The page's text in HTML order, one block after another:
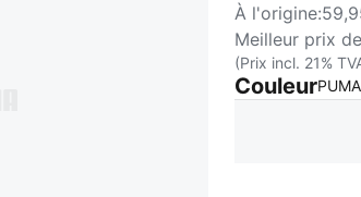
À l'origine:
Meilleur prix
(Prix incl. 21%
Couleur